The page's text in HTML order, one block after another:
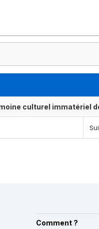
culturel immatériel
Comment ?